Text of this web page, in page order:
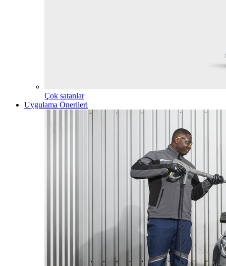
Çok satanlar
Uygulama Önerileri